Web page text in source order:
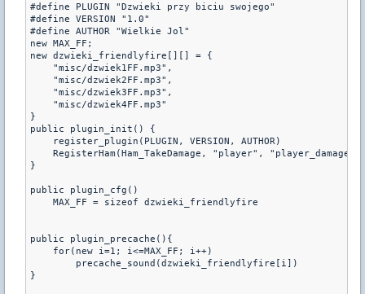
#define PLUGIN "Dzwieki przy biciu swojego"
#define VERSION "1.0"
#define AUTHOR "Wielkie Jol"
new MAX_FF;
new dzwieki_friendlyfire[][] = {
"misc/dzwiek1FF.mp3",
"misc/dzwiek2FF.mp3",
"misc/dzwiek3FF.mp3",
"misc/dzwiek4FF.mp3"
}
public plugin_init() {
register_plugin(PLUGIN, VERSION, AUTHOR)
RegisterHam(Ham_TakeDamage, "player", "player_damage")
}
public plugin_cfg()
MAX_FF = sizeof dzwieki_friendlyfire
public plugin_precache(){
for(new i=1; i<=MAX_FF; i++)
precache_sound(dzwieki_friendlyfire[i])
}